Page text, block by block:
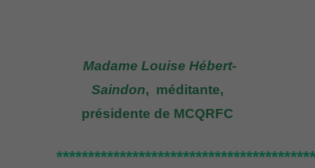
Madame Louise Hébert-
Saindon, méditante,
présidente de MCQRFC